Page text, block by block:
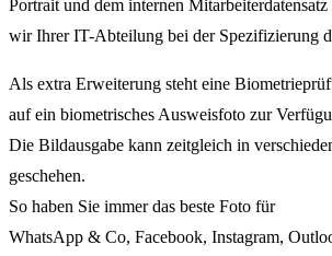
Portrait und dem internen Mitarbeiterdatensatz
wir Ihrer IT-Abteilung bei der Spezifizierung
Als extra Erweiterung steht eine
auf ein biometrisches Ausweisfoto zur
Die Bildausgabe kann zeitgleich in
geschehen.
So haben Sie immer das beste Foto für
WhatsApp & Co, Facebook, Instagram,